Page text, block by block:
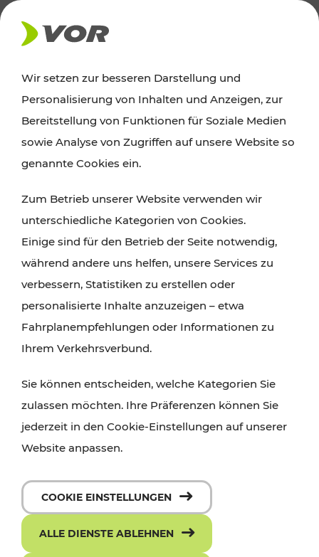
AKTUELLES
Ausflugstipps
Wien, Niederösterreich und das Burgenland
Wanderungen, Kultur und Gastronomie,
Radtouren oder purer Naturgenuss – viele
Attraktionen sind mit den Ticket- und Fahrplan-
Angeboten des VOR gut und schnell erreichbar.
Wir setzen zur besseren Darstellung und
Personalisierung von Inhalten und Anzeigen, zur
Bereitstellung von Funktionen für Soziale Medien
sowie Analyse von Zugriffen auf unsere Website so
genannte Cookies ein.
Zum Betrieb unserer Website verwenden wir
unterschiedliche Kategorien von Cookies.
Einige sind für den Betrieb der Seite notwendig,
während andere uns helfen, unsere Services zu
verbessern, Statistiken zu erstellen oder
personalisierte Inhalte anzuzeigen – etwa
Fahrplanempfehlungen oder Informationen zu
Ihrem Verkehrsverbund.
Sie können entscheiden, welche Kategorien Sie
zulassen möchten. Ihre Präferenzen können Sie
jederzeit in den Cookie-Einstellungen auf unserer
Website anpassen.
COOKIE EINSTELLUNGEN
ALLE DIENSTE ABLEHNEN